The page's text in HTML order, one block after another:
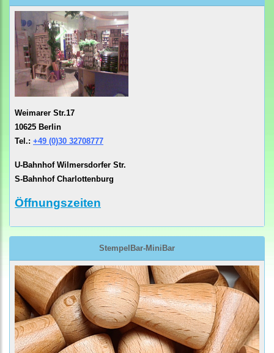
Weimarer Str.17
10625 Berlin
Tel.: +49 (0)30 32708777
U-Bahnhof Wilmersdorfer Str.
S-Bahnhof Charlottenburg
Öffnungszeiten
StempelBar-MiniBar